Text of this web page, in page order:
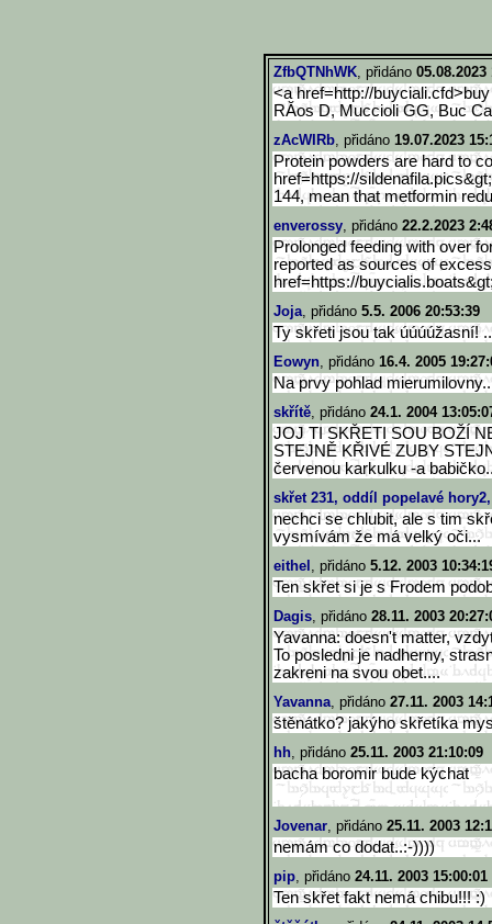
ZfbQTNhWK, přidáno 05.08.2023
<a href=http://buyciali.cfd>buy
RĂ­os D, Muccioli GG, Buc
zAcWIRb, přidáno 19.07.2023
Protein powders are hard to
href=https://sildenafila.pics&
144, mean that metformin
enverossy, přidáno 22.2.2023
Prolonged feeding with over
reported as sources of
href=https://buycialis.boats&g
Joja, přidáno 5.5. 2006 20:53:39
Ty skřeti jsou tak úúúúžasní!
Eowyn, přidáno 16.4. 2005
Na prvy pohlad
skřítě, přidáno 24.1. 2004
JOJ TI SKŘETI SOU BOŽÍ
STEJNĚ KŘIVÉ ZUBY
červenou karkulku -a
skřet 231, oddíl popelavé
nechci se chlubit, ale s tim
vysmívám že má velký oči...
eithel , přidáno 5.12. 2003
Ten skřet si je s Frodem
Dagis, přidáno 28.11. 2003
Yavanna: doesn't matter,
To posledni je nadherny,
zakreni na svou obet....
Yavanna, přidáno 27.11. 2003
štěnátko? jakýho skřetíka
hh, přidáno 25.11. 2003 21:10:09
bacha boromir bude kýchat
Jovenar, přidáno 25.11. 2003
nemám co dodat..:-))))
pip, přidáno 24.11. 2003 15:00:01
Ten skřet fakt nemá chibu!!! :)